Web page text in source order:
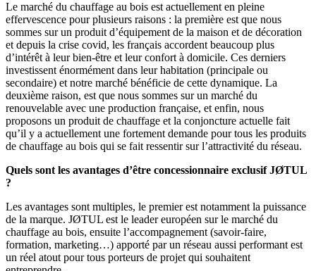
Le marché du chauffage au bois est actuellement en pleine
effervescence pour plusieurs raisons : la première est que nous
sommes sur un produit d’équipement de la maison et de décoration
et depuis la crise covid, les français accordent beaucoup plus
d’intérêt à leur bien-être et leur confort à domicile. Ces derniers
investissent énormément dans leur habitation (principale ou
secondaire) et notre marché bénéficie de cette dynamique. La
deuxième raison, est que nous sommes sur un marché du
renouvelable avec une production française, et enfin, nous
proposons un produit de chauffage et la conjoncture actuelle fait
qu’il y a actuellement une fortement demande pour tous les produits
de chauffage au bois qui se fait ressentir sur l’attractivité du réseau.
Quels sont les avantages d’être concessionnaire exclusif JØTUL
?
Les avantages sont multiples, le premier est notamment la puissance
de la marque. JØTUL est le leader européen sur le marché du
chauffage au bois, ensuite l’accompagnement (savoir-faire,
formation, marketing…) apporté par un réseau aussi performant est
un réel atout pour tous porteurs de projet qui souhaitent